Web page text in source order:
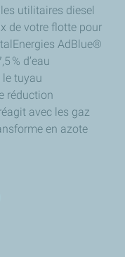
utilitaires diesel
de votre flotte pour
AdBlue®
% d’eau
tuyau
réduction
avec les gaz
en azote